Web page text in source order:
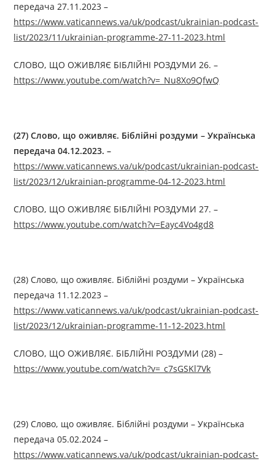
передача 27.11.2023 –
https://www.vaticannews.va/uk/podcast/ukrainian-podcast-
list/2023/11/ukrainian-programme-27-11-2023.html
СЛОВО, ЩО ОЖИВЛЯЄ БІБЛІЙНІ РОЗДУМИ 26. –
https://www.youtube.com/watch?v=_Nu8Xo9QfwQ
(27) Слово, що оживляє. Біблійні роздуми–Українська
передача04.12.2023. –
https://www.vaticannews.va/uk/podcast/ukrainian-podcast-
list/2023/12/ukrainian-programme-04-12-2023.html
СЛОВО, ЩО ОЖИВЛЯЄ БІБЛІЙНІ РОЗДУМИ 27. –
https://www.youtube.com/watch?v=Eayc4Vo4gd8
(28) Слово, що оживляє. Біблійні роздуми – Українська
передача 11.12.2023 –
https://www.vaticannews.va/uk/podcast/ukrainian-podcast-
list/2023/12/ukrainian-programme-11-12-2023.html
СЛОВО, ЩО ОЖИВЛЯЄ. БІБЛІЙНІ РОЗДУМИ (28) –
https://www.youtube.com/watch?v=_c7sGSKl7Vk
(29) Слово, що оживляє. Біблійні роздуми – Українська
передача 05.02.2024 –
https://www.vaticannews.va/uk/podcast/ukrainian-podcast-